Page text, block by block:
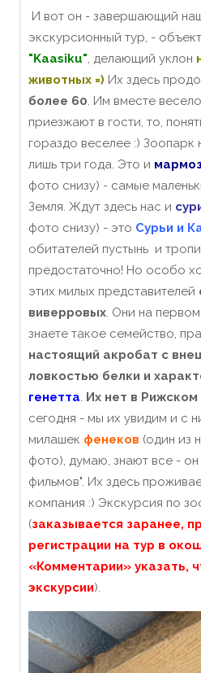
И вот он - завершающий
экскурсионный тур, -
"Kaasiku" , делающий уклон
животных =) Их здесь
более 60 . Им вместе
приезжают в гости, то,
гораздо веселее :) Зоопарк
лишь три года. Это и
фото снизу) - самые
Земля. Ждут здесь нас и
фото снизу) - это Сурьи и
обитателей пустынь и
предостаточно! Но особо
этих милых представителей
виверровых . Они на
знаете такое семейство,
настоящий акробат с
ловкостью белки и
генетта Их нет в Рижском
сегодня - мы их увидим и с
милашек фенеков (один из
фото), думаю, знают все -
фильмов". Их здесь
компания :) Экскурсия по
(заказывается заранее,
регистрации на тур в
«Комментарии» указать,
экскурсии).